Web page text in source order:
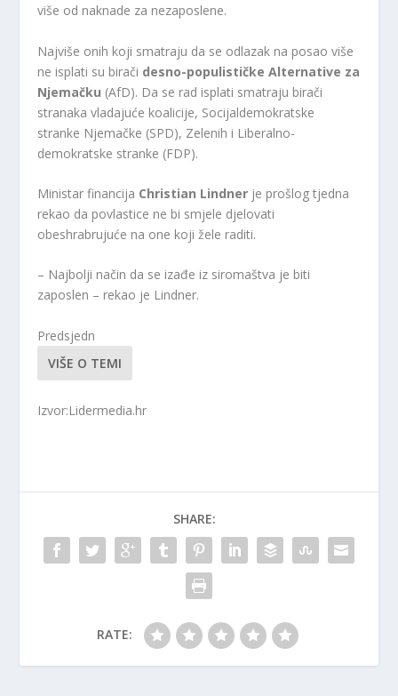
više od naknade za nezaposlene.
Najviše onih koji smatraju da se odlazak na posao više
ne isplati su birači desno-populističke Alternative za
Njemačku (AfD). Da se rad isplati smatraju birači
stranaka vladajuće koalicije, Socijaldemokratske
stranke Njemačke (SPD), Zelenih i Liberalno-
demokratske stranke (FDP).
Ministar financija Christian Lindner je prošlog tjedna
rekao da povlastice ne bi smjele djelovati
obeshrabrujuće na one koji žele raditi.
– Najbolji način da se izađe iz siromaštva je biti
zaposlen – rekao je Lindner.
Predsjedn
VIŠE O TEMI
Izvor:Lidermedia.hr
SHARE:
RATE: